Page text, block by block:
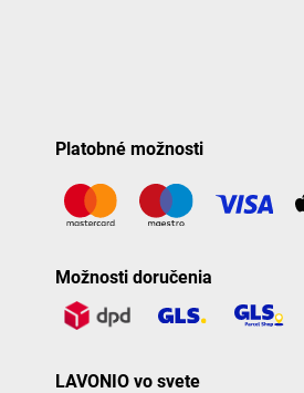
Platobné možnosti
Možnosti doručenia
LAVONIO vo svete